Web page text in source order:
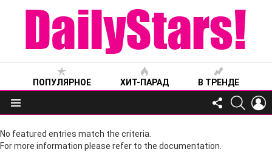
ПОПУЛЯРНОЕ ХИТ-ПАРАД В ТРЕНДЕ
Меню
FOLLOW
US
No featured entries match the criteria.
For more information please refer to the documentation.